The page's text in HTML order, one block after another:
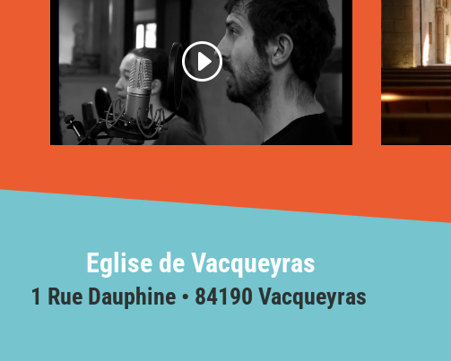
Eglise de Vacqueyras
1 Rue Dauphine • 84190 Vacqueyras